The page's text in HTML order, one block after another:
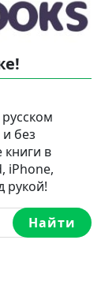
без
в
iPhone,
рукой!
Найти